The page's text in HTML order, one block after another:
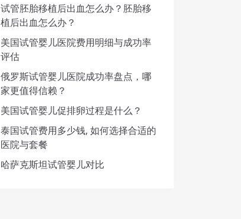
试管胚胎移植后出血怎么办？胚胎移
植后出血怎么办？
美国试管婴儿医院费用明细与成功率
评估
俄罗斯试管婴儿医院成功率盘点，哪
家更值得信赖？
美国试管婴儿促排卵过程是什么？
泰国试管费用多少钱, 如何选择合适的
医院与套餐
哈萨克斯坦试管婴儿对比